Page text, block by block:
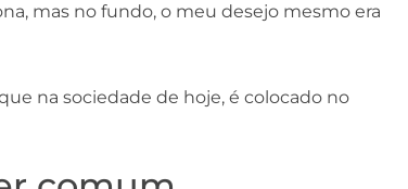
mas no fundo, o meu desejo mesmo era
na sociedade de hoje, é colocado no